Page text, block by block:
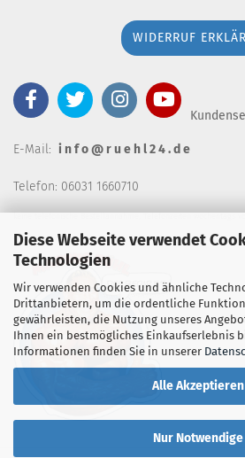
Diese Webseite verwendet
Technologien
Wir verwenden Cookies und ähnliche
Drittanbietern, um die ordentliche
gewährleisten, die Nutzung unseres
Ihnen ein bestmögliches Einkaufserlebnis
Informationen finden Sie in unserer
Alle Akzeptieren
Nur Notwendige
WIDERRUF
E-Mail: i n f o @ r u e h l 2 4 . d e
Telefon: 06031 1660710